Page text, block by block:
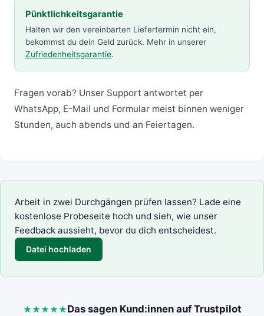
Pünktlichkeitsgarantie
Halten wir den vereinbarten Liefertermin nicht ein,
bekommst du dein Geld zurück. Mehr in unserer
Zufriedenheitsgarantie.
Fragen vorab? Unser Support antwortet per
WhatsApp, E-Mail und Formular meist binnen weniger
Stunden, auch abends und an Feiertagen.
Arbeit in zwei Durchgängen prüfen lassen? Lade eine
kostenlose Probeseite hoch und sieh, wie unser
Feedback aussieht, bevor du dich entscheidest.
Datei hochladen
Das sagen Kund:innen auf Trustpilot